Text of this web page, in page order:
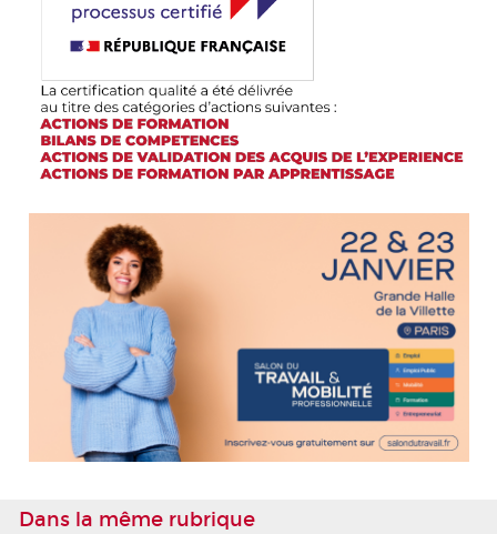
Dans la même rubrique